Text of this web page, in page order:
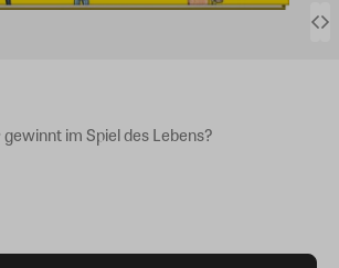
im Spiel des Lebens?